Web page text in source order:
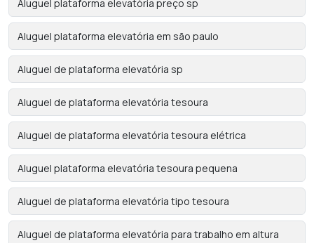
Aluguel plataforma elevatória preço sp
Aluguel plataforma elevatória em são paulo
Aluguel de plataforma elevatória sp
Aluguel de plataforma elevatória tesoura
Aluguel de plataforma elevatória tesoura elétrica
Aluguel plataforma elevatória tesoura pequena
Aluguel de plataforma elevatória tipo tesoura
Aluguel de plataforma elevatória para trabalho em altura